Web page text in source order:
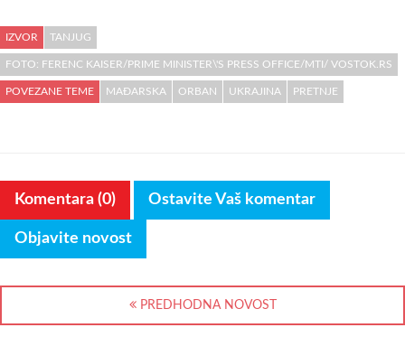
IZVOR TANJUG
FOTO: FERENC KAISER/PRIME MINISTER\'S PRESS OFFICE/MTI/ VOSTOK.RS
POVEZANE TEME MAĐARSKA ORBAN UKRAJINA PRETNJE
Komentara (0) Ostavite Vaš komentar
Objavite novost
PREDHODNA NOVOST